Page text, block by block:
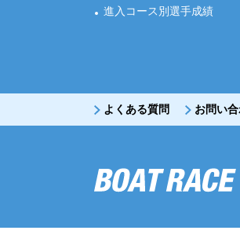
進入コース別選手成績
よくある質問 お問い